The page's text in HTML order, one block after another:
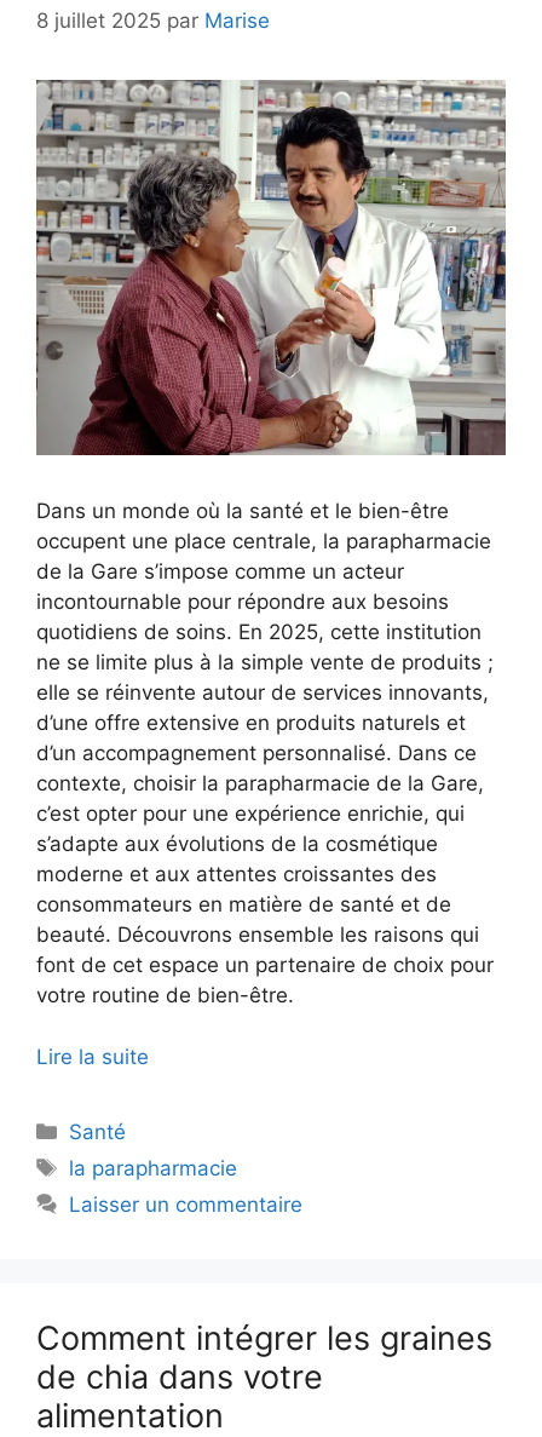
8 juillet 2025 par Marise
Dans un monde où la santé et le bien-être
occupent une place centrale, la parapharmacie
de la Gare s’impose comme un acteur
incontournable pour répondre aux besoins
quotidiens de soins. En 2025, cette institution
ne se limite plus à la simple vente de produits ;
elle se réinvente autour de services innovants,
d’une offre extensive en produits naturels et
d’un accompagnement personnalisé. Dans ce
contexte, choisir la parapharmacie de la Gare,
c’est opter pour une expérience enrichie, qui
s’adapte aux évolutions de la cosmétique
moderne et aux attentes croissantes des
consommateurs en matière de santé et de
beauté. Découvrons ensemble les raisons qui
font de cet espace un partenaire de choix pour
votre routine de bien-être.
Lire la suite
Catégories
Santé
Étiquettes
la parapharmacie
Laisser un commentaire
Comment intégrer les graines
de chia dans votre
alimentation